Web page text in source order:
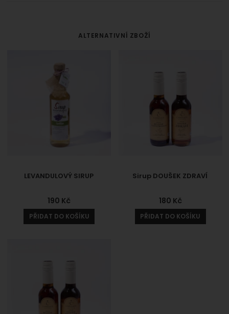
ALTERNATIVNÍ ZBOŽÍ
LEVANDULOVÝ SIRUP
190 Kč
PŘIDAT DO KOŠÍKU
Sirup DOUŠEK ZDRAVÍ
180 Kč
PŘIDAT DO KOŠÍKU